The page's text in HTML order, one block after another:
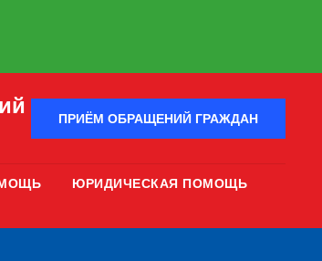
ПРИЁМ ОБРАЩЕНИЙ ГРАЖДАН
ЮРИДИЧЕСКАЯ ПОМОЩЬ